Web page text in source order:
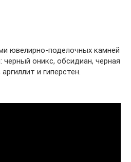
ювелирно-поделочных камней
черный оникс, обсидиан, черная
и гиперстен.